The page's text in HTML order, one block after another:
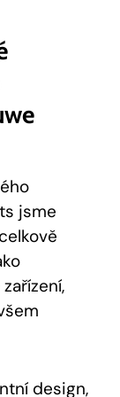
jsme
design,